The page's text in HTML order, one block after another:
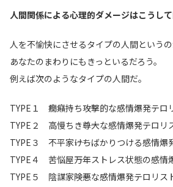
人間関係による心理的ダメージはこうして
人を不愉快にさせるタイプの人間というの
あなたのまわりにもきっといるだろう。
例えば次のようなタイプの人間だ。
TYPE１ 癇癪持ち――攻撃的な感情爆発テロ
TYPE２ 高慢ちき――尊大な感情爆発テロリ
TYPE３ 不平家――けちばかりつける感情爆
TYPE４ 苦悩屋――万年ストレス状態の感情
TYPE５ 陰謀家――険悪な感情爆発テロリス